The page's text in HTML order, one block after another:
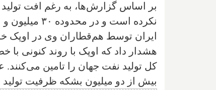
بر اساس گزارش‌ها، به رغم افت تولید
ایران توسط هم‌قطاران وی در اوپک
بیش از دو میلیون بشکه ظرفیت تولید